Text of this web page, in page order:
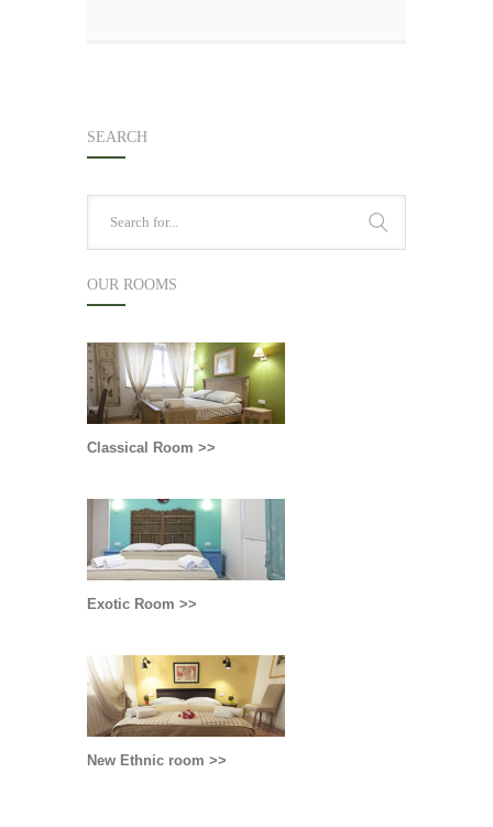
SEARCH
OUR ROOMS
Classical Room >>
Exotic Room >>
New Ethnic room >>